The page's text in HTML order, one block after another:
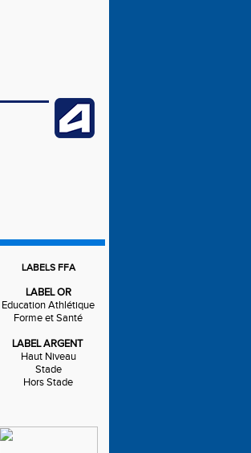
LABELS FFA
LABEL OR
Education Athlétique
Forme et Santé
LABEL ARGENT
Haut Niveau
Stade
Hors Stade